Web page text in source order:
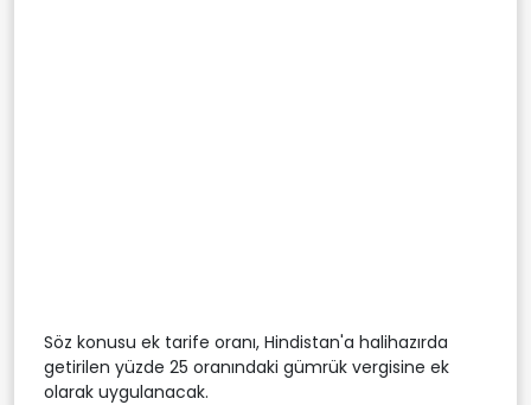
Söz konusu ek tarife oranı, Hindistan'a halihazırda
getirilen yüzde 25 oranındaki gümrük vergisine ek
olarak uygulanacak.